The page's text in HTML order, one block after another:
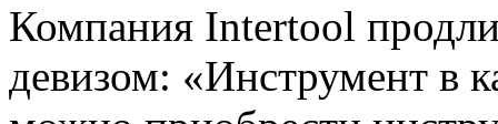
Компания Intertool
девизом: «Инструмент в